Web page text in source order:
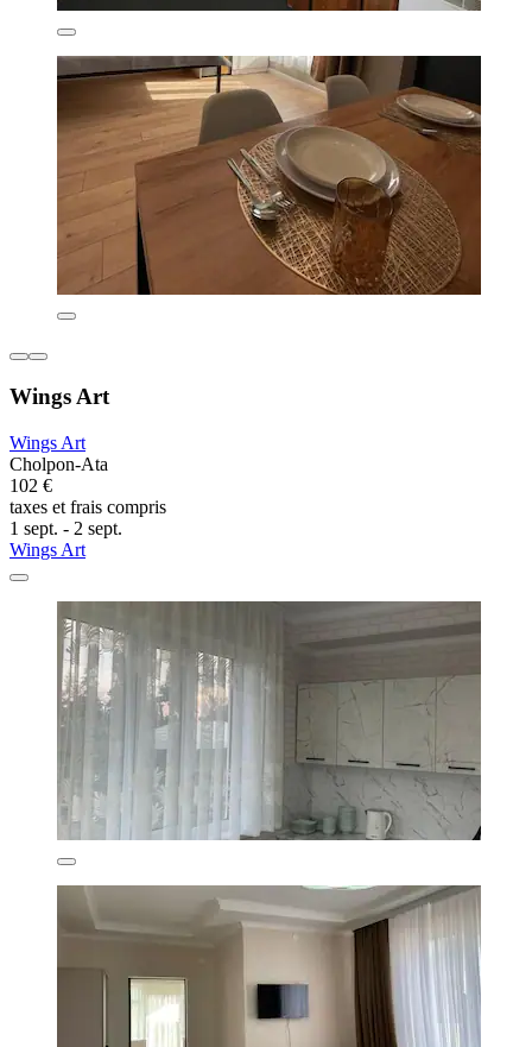
Wings Art
Wings Art
Cholpon-Ata
102 €
taxes et frais compris
1 sept. - 2 sept.
Wings Art